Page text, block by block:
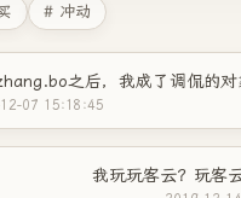
# 冲动
之后，我成了调侃的对
07 15:18:45
我玩玩客云？玩客云